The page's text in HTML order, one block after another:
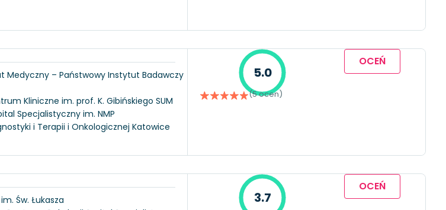
Medyczny – Państwowy Instytut Badawczy
Kliniczne im. prof. K. Gibińskiego SUM
Specjalistyczny im. NMP
i Terapii i Onkologicznej Katowice
5.0
(5 ocen)
OCEŃ
Św. Łukasza
3.7
OCEŃ